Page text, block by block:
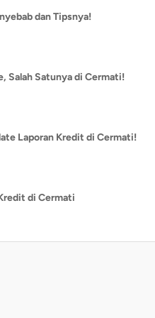
dan Tipsnya!
Salah Satunya di Cermati!
Laporan Kredit di Cermati!
di Cermati